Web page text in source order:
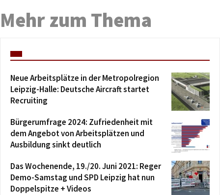
Mehr zum Thema
Neue Arbeitsplätze in der Metropolregion
Leipzig-Halle: Deutsche Aircraft startet
Recruiting
Bürgerumfrage 2024: Zufriedenheit mit
dem Angebot von Arbeitsplätzen und
Ausbildung sinkt deutlich
Das Wochenende, 19./20. Juni 2021: Reger
Demo-Samstag und SPD Leipzig hat nun
Doppelspitze + Videos